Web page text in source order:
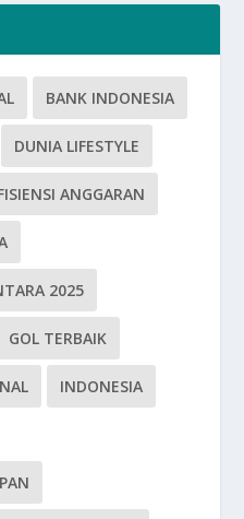
BANK INDONESIA
DUNIA LIFESTYLE
ANGGARAN
2025
GOL TERBAIK
INDONESIA